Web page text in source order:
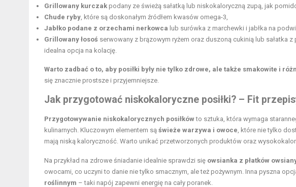
Grillowany kurczak podany ze świeżą sałatką lub niskokaloryczną zupą, jak
Chude ryby , które są doskonałym źródłem kwasów omega-3,
Jabłko podane z orzechami nerkowca lub surówka z marchewki i jabłka na
Grillowany łosoś serwowany z brązowym ryżem oraz duszoną cukinią lub sałatka
idealna opcja na kolację.
Warto zadbać o to, aby posiłki były nie tylko zdrowe, ale także smakowite i
się znacznie prostsze i przyjemniejsze.
Jak przygotować niskokaloryczne posiłki? – Fit
Przygotowywanie niskokalorycznych posiłkówto sztuka, która wymaga
kulinarnych. Kluczowym elementem są świeże warzywa i owoce , które nie tylko
mają niską kaloryczność. Warto unikać przetworzonych produktów oraz
Na przykład na zdrowe śniadanie idealnie sprawdzi się owsianka z płatków
owocami, co uczyni to danie nie tylko smacznym, ale też pożywnym. Inna pyszna
roślinnym – taki napój zapewni energię na cały poranek.